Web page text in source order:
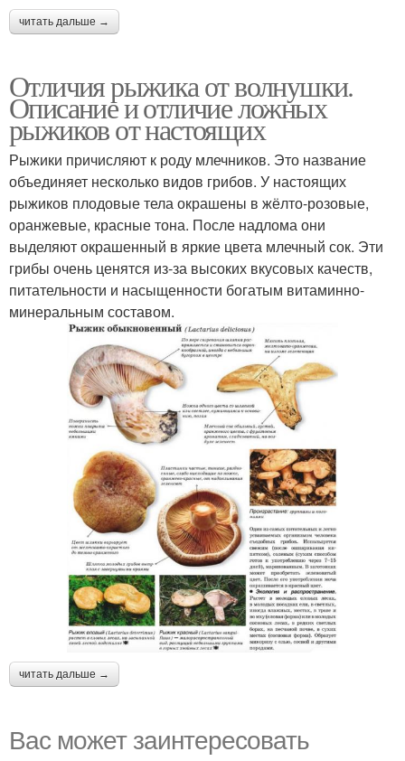
читать дальше →
Отличия рыжика от волнушки.
Описание и отличие ложных
рыжиков от настоящих
Рыжики причисляют к роду млечников. Это название
объединяет несколько видов грибов. У настоящих
рыжиков плодовые тела окрашены в жёлто-розовые,
оранжевые, красные тона. После надлома они
выделяют окрашенный в яркие цвета млечный сок. Эти
грибы очень ценятся из-за высоких вкусовых качеств,
питательности и насыщенности богатым витаминно-
минеральным составом.
читать дальше →
Вас может заинтересовать